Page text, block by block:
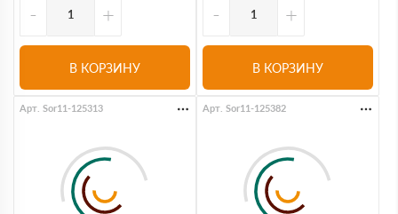
- +
В КОРЗИНУ
- +
В КОРЗИНУ
Арт. Sor11-125313 Арт. Sor11-125382